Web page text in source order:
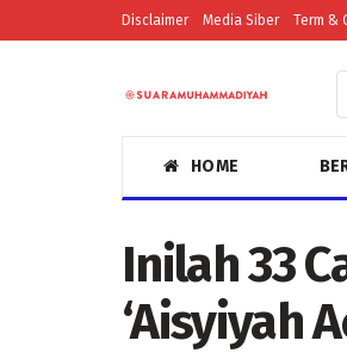
Disclaimer Media Siber Term &
HOME
Inilah 33
‘Aisyiyah